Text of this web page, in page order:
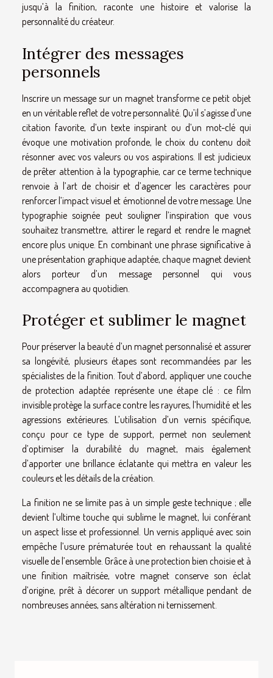
jusqu’à la finition, raconte une histoire et valorise la
personnalité du créateur.
Intégrer des messages
personnels
Inscrire un message sur un magnet transforme ce petit objet
en un véritable reflet de votre personnalité. Qu’il s’agisse d’une
citation favorite, d’un texte inspirant ou d’un mot-clé qui
évoque une motivation profonde, le choix du contenu doit
résonner avec vos valeurs ou vos aspirations. Il est judicieux
de prêter attention à la typographie, car ce terme technique
renvoie à l’art de choisir et d’agencer les caractères pour
renforcer l’impact visuel et émotionnel de votre message. Une
typographie soignée peut souligner l’inspiration que vous
souhaitez transmettre, attirer le regard et rendre le magnet
encore plus unique. En combinant une phrase significative à
une présentation graphique adaptée, chaque magnet devient
alors porteur d’un message personnel qui vous
accompagnera au quotidien.
Protéger et sublimer le magnet
Pour préserver la beauté d’un magnet personnalisé et assurer
sa longévité, plusieurs étapes sont recommandées par les
spécialistes de la finition. Tout d’abord, appliquer une couche
de protection adaptée représente une étape clé : ce film
invisible protège la surface contre les rayures, l’humidité et les
agressions extérieures. L’utilisation d’un vernis spécifique,
conçu pour ce type de support, permet non seulement
d’optimiser la durabilité du magnet, mais également
d’apporter une brillance éclatante qui mettra en valeur les
couleurs et les détails de la création.
La finition ne se limite pas à un simple geste technique ; elle
devient l’ultime touche qui sublime le magnet, lui conférant
un aspect lisse et professionnel. Un vernis appliqué avec soin
empêche l’usure prématurée tout en rehaussant la qualité
visuelle de l’ensemble. Grâce à une protection bien choisie et à
une finition maîtrisée, votre magnet conserve son éclat
d’origine, prêt à décorer un support métallique pendant de
nombreuses années, sans altération ni ternissement.